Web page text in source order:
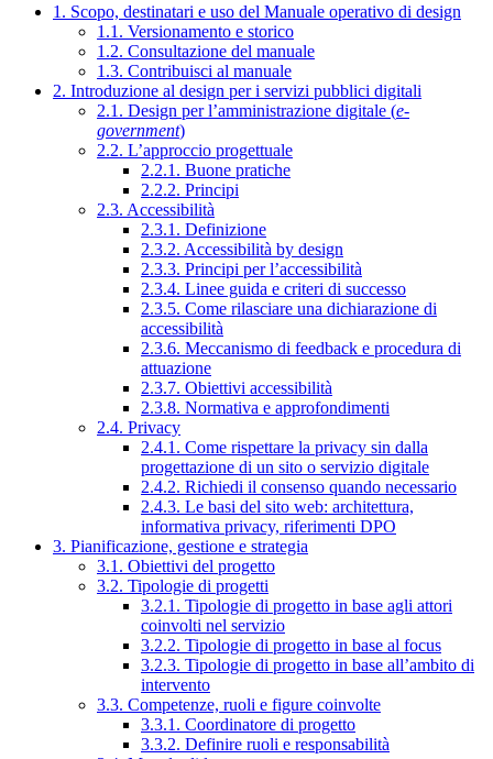
1. Scopo, destinatari e uso del Manuale operativo di design
1.1. Versionamento e storico
1.2. Consultazione del manuale
1.3. Contribuisci al manuale
2. Introduzione al design per i servizi pubblici digitali
2.1. Design per l’amministrazione digitale (e-
government)
2.2. L’approccio progettuale
2.2.1. Buone pratiche
2.2.2. Principi
2.3. Accessibilità
2.3.1. Definizione
2.3.2. Accessibilità by design
2.3.3. Principi per l’accessibilità
2.3.4. Linee guida e criteri di successo
2.3.5. Come rilasciare una dichiarazione di
accessibilità
2.3.6. Meccanismo di feedback e procedura di
attuazione
2.3.7. Obiettivi accessibilità
2.3.8. Normativa e approfondimenti
2.4. Privacy
2.4.1. Come rispettare la privacy sin dalla
progettazione di un sito o servizio digitale
2.4.2. Richiedi il consenso quando necessario
2.4.3. Le basi del sito web: architettura,
informativa privacy, riferimenti DPO
3. Pianificazione, gestione e strategia
3.1. Obiettivi del progetto
3.2. Tipologie di progetti
3.2.1. Tipologie di progetto in base agli attori
coinvolti nel servizio
3.2.2. Tipologie di progetto in base al focus
3.2.3. Tipologie di progetto in base all’ambito di
intervento
3.3. Competenze, ruoli e figure coinvolte
3.3.1. Coordinatore di progetto
3.3.2. Definire ruoli e responsabilità